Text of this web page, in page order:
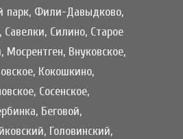
парк, Фили-Давыдково,
Силино, Старое
Внуковское,
Кокошкино,
Сосенское,
Беговой,
Головинский,